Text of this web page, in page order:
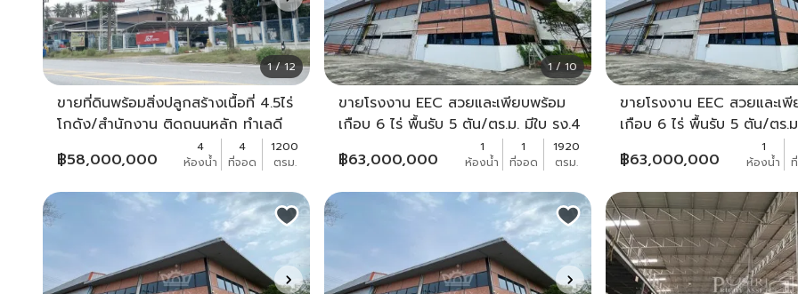
1 / 12
ขายที่ดินพร้อมสิ่งปลูกสร้างเนื้อที่ 4.5ไร่
โกดัง/สำนักงาน ติดถนนหลัก ทำเลดี
เหมาะพัฒนาเป็นสำนักงาน ห้างร้าน คลัง
สินค้า ตำบลหนองขาม ศรีราชา ชลบุร
฿58,000,000
4
ห้องน้ำ
4
ที่จอด
1200
ตรม.
1 / 10
ขายโรงงาน EEC สวยและเพียบพร้อม
เกือบ 6 ไร่ พื้นรับ 5 ตัน/ตร.ม. มีใบ รง.4
(105) และ 53 ใกล้ตลาดบ่อวิน -
KK1682S
฿63,000,000
1
ห้องน้ำ
1
ที่จอด
1920
ตรม.
ขายโรงงาน EEC สวยและเ
เกือบ 6 ไร่ พื้นรับ 5 ตัน/ตร.
(105) และ 53 ใกล้ตลาดบ่อวิ
KK1682S
฿63,000,000
1
ห้องน้ำ